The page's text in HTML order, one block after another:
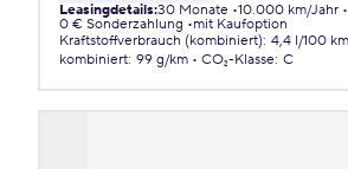
Leasingdetails:30 Monate 10.000 km/Jahr
0 € Sonderzahlung
mit Kaufoption
Kraftstoffverbrauch (kombiniert): 4,4 l/100 km
kombiniert: 99 g/km CO₂-Klasse: C